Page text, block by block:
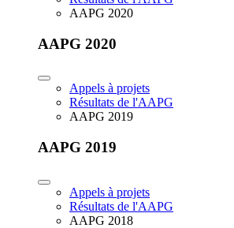
AAPG 2020
AAPG 2020
Appels à projets
Résultats de l'AAPG
AAPG 2019
AAPG 2019
Appels à projets
Résultats de l'AAPG
AAPG 2018